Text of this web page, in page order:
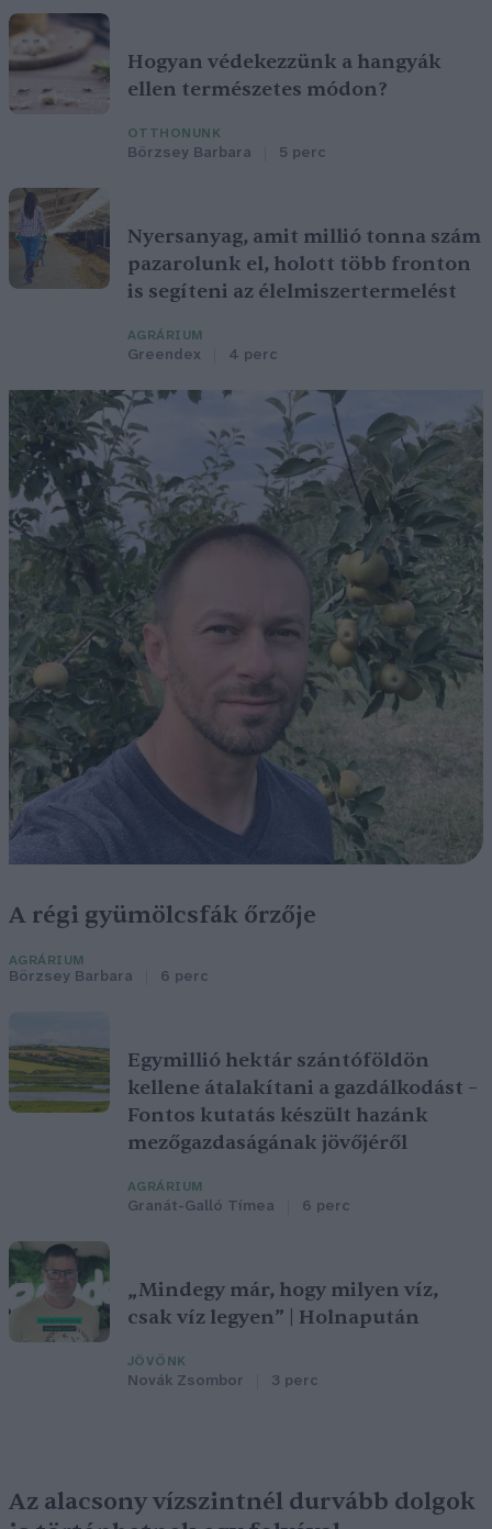
Hogyan védekezzünk a hangyák
ellen természetes módon?
OTTHONUNK
Börzsey Barbara 5 perc
Nyersanyag, amit millió tonna szám
pazarolunk el, holott több fronton
is segíteni az élelmiszertermelést
AGRÁRIUM
Greendex 4 perc
A régi gyümölcsfák őrzője
AGRÁRIUM
Börzsey Barbara 6 perc
Egymillió hektár szántóföldön
kellene átalakítani a gazdálkodást –
Fontos kutatás készült hazánk
mezőgazdaságának jövőjéről
AGRÁRIUM
Granát-Galló Tímea 6 perc
„Mindegy már, hogy milyen víz,
csak víz legyen” | Holnapután
JÖVŐNK
Novák Zsombor 3 perc
Az alacsony vízszintnél durvább dolgok